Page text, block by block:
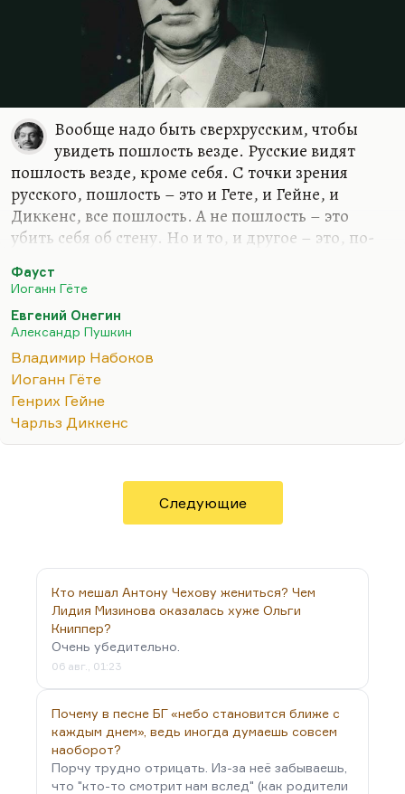
Вообще надо быть сверхрусским, чтобы
увидеть пошлость везде. Русские видят
пошлость везде, кроме себя. С точки зрения
русского, пошлость – это и Гете, и Гейне, и
Диккенс, все пошлость. А не пошлость – это
убить себя об стену. Но и то, и другое – это, по-
стену – пошлость, по-моему, гораздо большая.
Я не думаю, что Набоков всерьез это говорит.
Набоков как раз из тех русских, которые умеют
уважать чужое. Я тут давеча для студенческих
нужд перечитывал комментарий Набокова к
«Онегину». Сам перевод я не беру, перевод,
конечно, обычный прозаический. Но
комментарий гениальный. Набоков проследил и
количество вкусных…
Фауст
Иоганн Гёте
Евгений Онегин
Александр Пушкин
Владимир Набоков
Иоганн Гёте
Генрих Гейне
Чарльз Диккенс
Следующие
Кто мешал Антону Чехову жениться? Чем
Лидия Мизинова оказалась хуже Ольги
Книппер?
Очень убедительно.
06 авг., 01:23
Почему в песне БГ «небо становится ближе с
каждым днем», ведь иногда думаешь совсем
наоборот?
Порчу трудно отрицать. Из-за неё забываешь,
что "кто-то смотрит нам вслед" (как родители